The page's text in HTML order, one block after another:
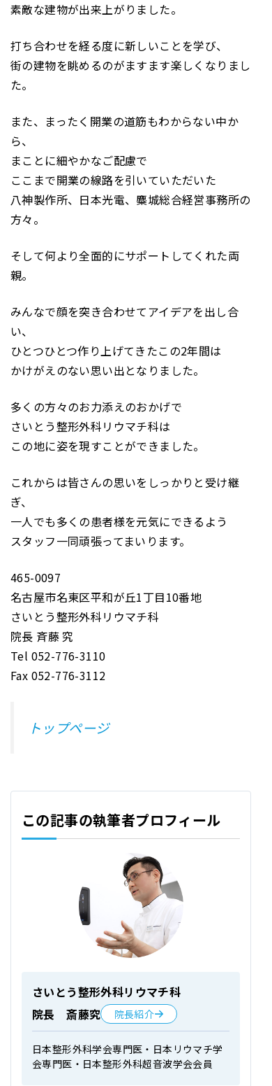
素敵な建物が出来上がりました。
打ち合わせを経る度に新しいことを学び、
街の建物を眺めるのがますます楽しくなりまし
た。
また、まったく開業の道筋もわからない中か
ら、
まことに細やかなご配慮で
ここまで開業の線路を引いていただいた
八神製作所、日本光電、麋城総合経営事務所の
方々。
そして何より全面的にサポートしてくれた両
親。
みんなで顔を突き合わせてアイデアを出し合
い、
ひとつひとつ作り上げてきたこの2年間は
かけがえのない思い出となりました。
多くの方々のお力添えのおかげで
さいとう整形外科リウマチ科は
この地に姿を現すことができました。
これからは皆さんの思いをしっかりと受け継
ぎ、
一人でも多くの患者様を元気にできるよう
スタッフ一同頑張ってまいります。
465-0097
名古屋市名東区平和が丘1丁目10番地
さいとう整形外科リウマチ科
院長 斉藤 究
Tel 052-776-3110
Fax 052-776-3112
トップページ
この記事の執筆者プロフィール
さいとう整形外科リウマチ科
院長 斎藤究
院長紹介
日本整形外科学会専門医・日本リウマチ学
会専門医・日本整形外科超音波学会会員